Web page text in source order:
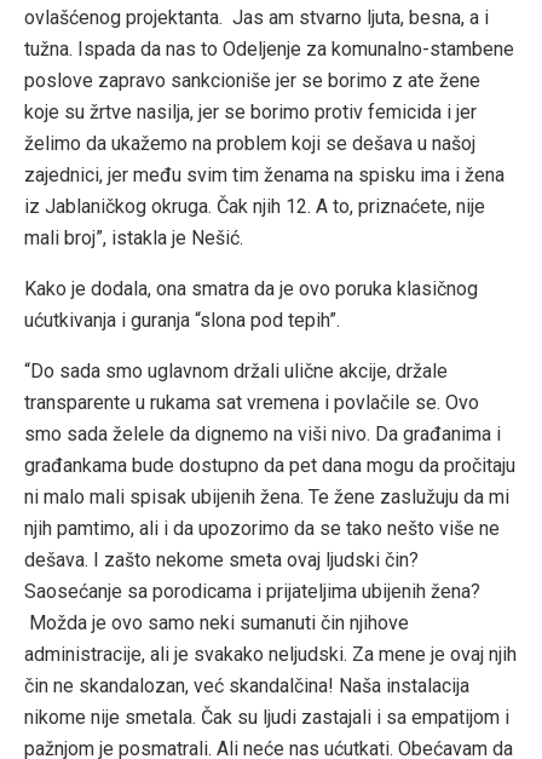
ovlašćenog projektanta. Jas am stvarno ljuta, besna, a i
tužna. Ispada da nas to Odeljenje za komunalno-stambene
poslove zapravo sankcioniše jer se borimo z ate žene
koje su žrtve nasilja, jer se borimo protiv femicida i jer
želimo da ukažemo na problem koji se dešava u našoj
zajednici, jer među svim tim ženama na spisku ima i žena
iz Jablaničkog okruga. Čak njih 12. A to, priznaćete, nije
mali broj”, istakla je Nešić.
Kako je dodala, ona smatra da je ovo poruka klasičnog
ućutkivanja i guranja “slona pod tepih”.
“Do sada smo uglavnom držali ulične akcije, držale
transparente u rukama sat vremena i povlačile se. Ovo
smo sada želele da dignemo na viši nivo. Da građanima i
građankama bude dostupno da pet dana mogu da pročitaju
ni malo mali spisak ubijenih žena. Te žene zaslužuju da mi
njih pamtimo, ali i da upozorimo da se tako nešto više ne
dešava. I zašto nekome smeta ovaj ljudski čin?
Saosećanje sa porodicama i prijateljima ubijenih žena?
Možda je ovo samo neki sumanuti čin njihove
administracije, ali je svakako neljudski. Za mene je ovaj njih
čin ne skandalozan, već skandalčina! Naša instalacija
nikome nije smetala. Čak su ljudi zastajali i sa empatijom i
pažnjom je posmatrali. Ali neće nas ućutkati. Obećavam da